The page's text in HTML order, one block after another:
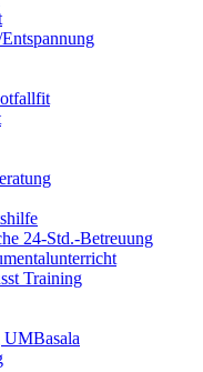
24-Std.-Betreuung
Training